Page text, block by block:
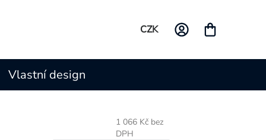
CZK
Vlastní design
1 066 Kč bez
DPH